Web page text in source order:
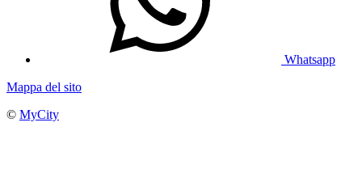
Whatsapp
Mappa del sito
© MyCity